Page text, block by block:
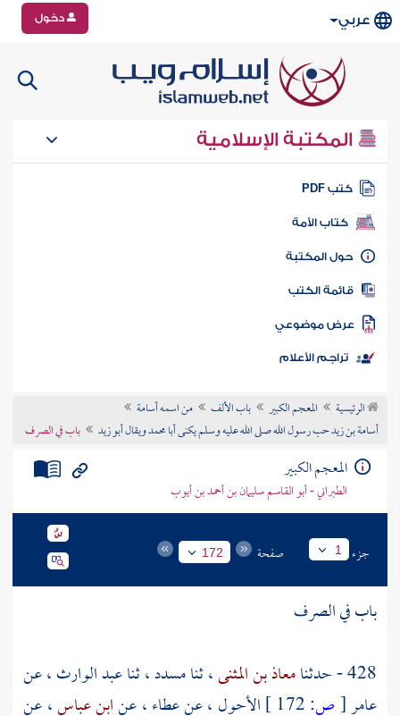
عربي دخول
المكتبة الإسلامية
كتب PDF
كتاب الأمة
المكتبة
الكتب
موضوعي
تراجم الأعلام
الرئيسية المعجم الكبير باب الألف
من اسمه أسامة
أسامة بن زيد حب رسول الله صلى الله عليه وسلم يكنى أبا محمد ويقال أبو زيد
باب في الصرف
المعجم الكبير
الطبراني - أبو القاسم سليمان بن أحمد بن أيوب
جزء 1 صفحة 172
باب في الصرف
428 - حدثنا
معاذ بن المثنى، ثنامسدد، ثناعبد الوارث، عن
عامر[ص: الأحول ، عنعطاء، عنابن عباس، عن